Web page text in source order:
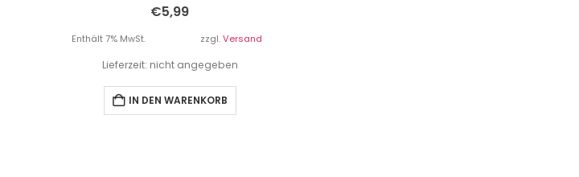
€5,99
Enthält 7% MwSt. zzgl.Versand
Lieferzeit: nicht angegeben
IN DEN WARENKORB